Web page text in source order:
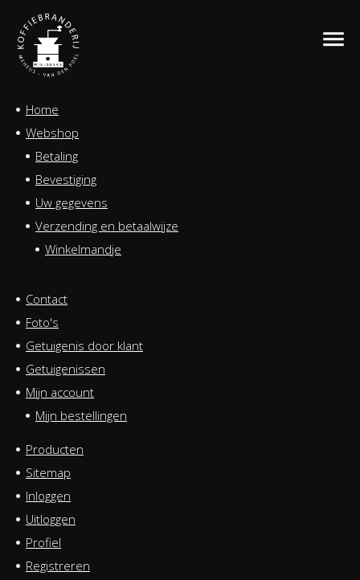
Home
Webshop
Betaling
Bevestiging
Uw gegevens
Verzending en betaalwijze
Winkelmandje
Contact
Foto's
Getuigenis door klant
Getuigenissen
Mijn account
Mijn bestellingen
Producten
Sitemap
Inloggen
Uitloggen
Profiel
Registreren